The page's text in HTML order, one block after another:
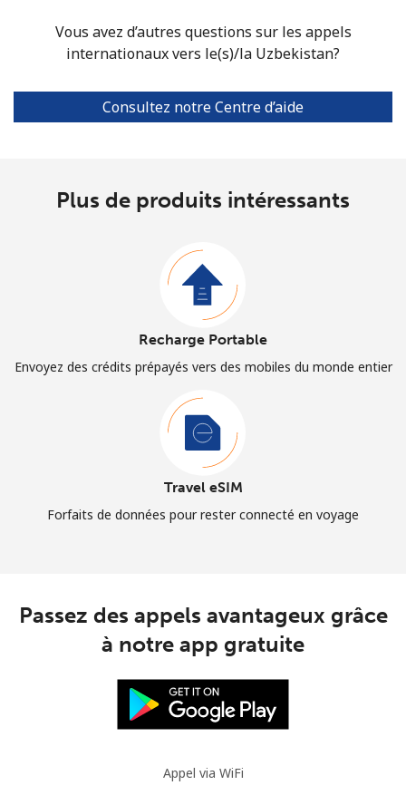
Vous avez d’autres questions sur les appels
internationaux vers le(s)/la Uzbekistan?
Consultez notre Centre d’aide
Plus de produits intéressants
Recharge Portable
Envoyez des crédits prépayés vers des mobiles du monde entier
Travel eSIM
Forfaits de données pour rester connecté en voyage
Passez des appels avantageux grâce
à notre app gratuite
Appel via WiFi